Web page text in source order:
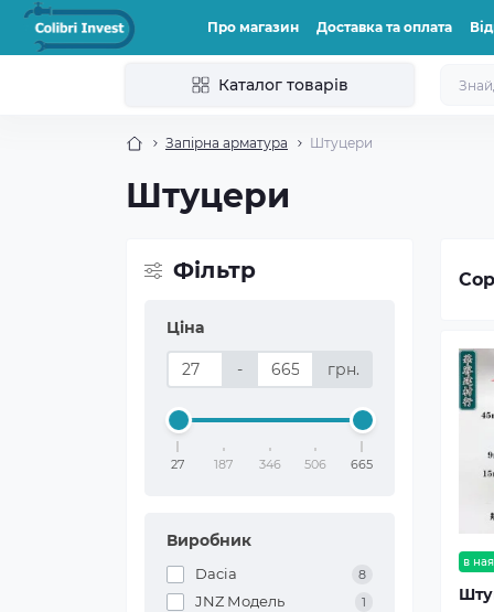
Про магазин Доставка та оплата
Каталог товарів
Запірна арматура Штуцери
Штуцери
Фільтр
Ціна
- грн.
27 187 346 506 665
Виробник
Dacia 8
JNZ Модель 1
в